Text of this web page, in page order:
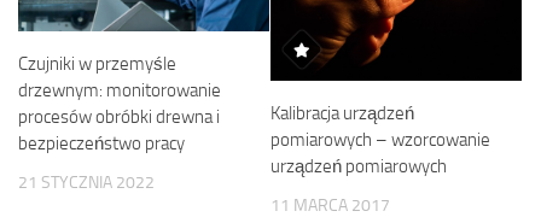
Czujniki w przemyśle
drzewnym: monitorowanie
procesów obróbki drewna i
bezpieczeństwo pracy
21 STYCZNIA 2022
Kalibracja urządzeń
pomiarowych – wzorcowanie
urządzeń pomiarowych
11 MARCA 2017